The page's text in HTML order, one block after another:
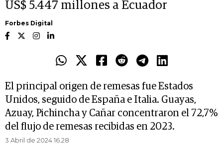
US$ 5.447 millones a Ecuador
Forbes Digital
El principal origen de remesas fue Estados
Unidos, seguido de España e Italia. Guayas,
Azuay, Pichincha y Cañar concentraron el 72,7%
del flujo de remesas recibidas en 2023.
3 Abril de 2024 16.28